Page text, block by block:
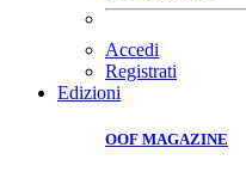
Accedi
Registrati
Edizioni
OOF MAGAZINE